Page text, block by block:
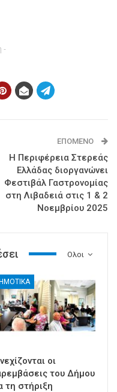
-
ΕΠΌΜΕΝΟ
Η Περιφέρεια Στερεάς
Ελλάδας διοργανώνει
Φεστιβάλ Γαστρονομίας
στη Λιβαδειά στις 1 & 2
Νοεμβρίου 2025
Ολοι
οι
του Δήμου
τη στήριξη